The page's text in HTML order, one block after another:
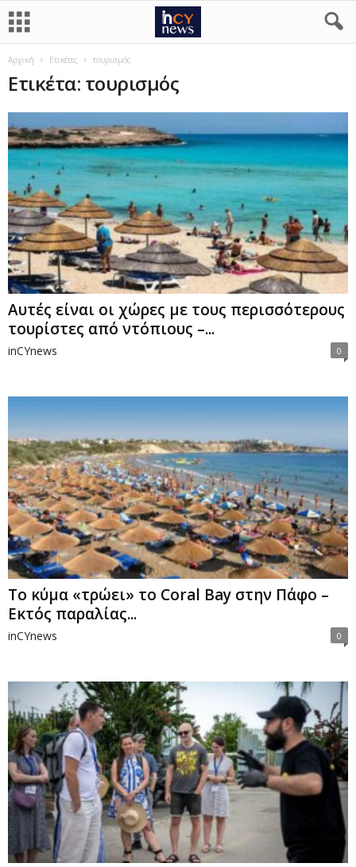
Αρχική Ετικέτες τουρισμός
Ετικέτα: τουρισμός
Αυτές είναι οι χώρες με τους περισσότερους
τουρίστες από ντόπιους –...
inCYnews 0
Το κύμα «τρώει» το Coral Bay στην Πάφο –
Εκτός παραλίας...
inCYnews 0